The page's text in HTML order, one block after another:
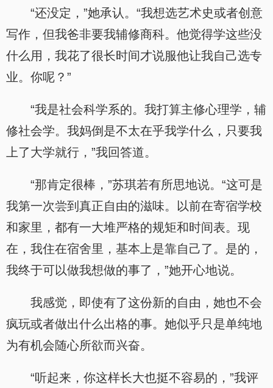
“还没定，”她承认。“我想选艺术史或者创意
写作，但我爸非要我辅修商科。他觉得学这些没
什么用，我花了很长时间才说服他让我自己选专
业。你呢？”
“我是社会科学系的。我打算主修心理学，辅
修社会学。我妈倒是不太在乎我学什么，只要我
上了大学就行，”我回答道。
“那肯定很棒，”苏琪若有所思地说。“这可是
我第一次尝到真正自由的滋味。以前在寄宿学校
和家里，都有一大堆严格的规矩和时间表。现
在，我住在宿舍里，基本上是靠自己了。是的，
我终于可以做我想做的事了，”她开心地说。
我感觉，即使有了这份新的自由，她也不会
疯玩或者做出什么出格的事。她似乎只是单纯地
为有机会随心所欲而兴奋。
“听起来，你这样长大也挺不容易的，”我评